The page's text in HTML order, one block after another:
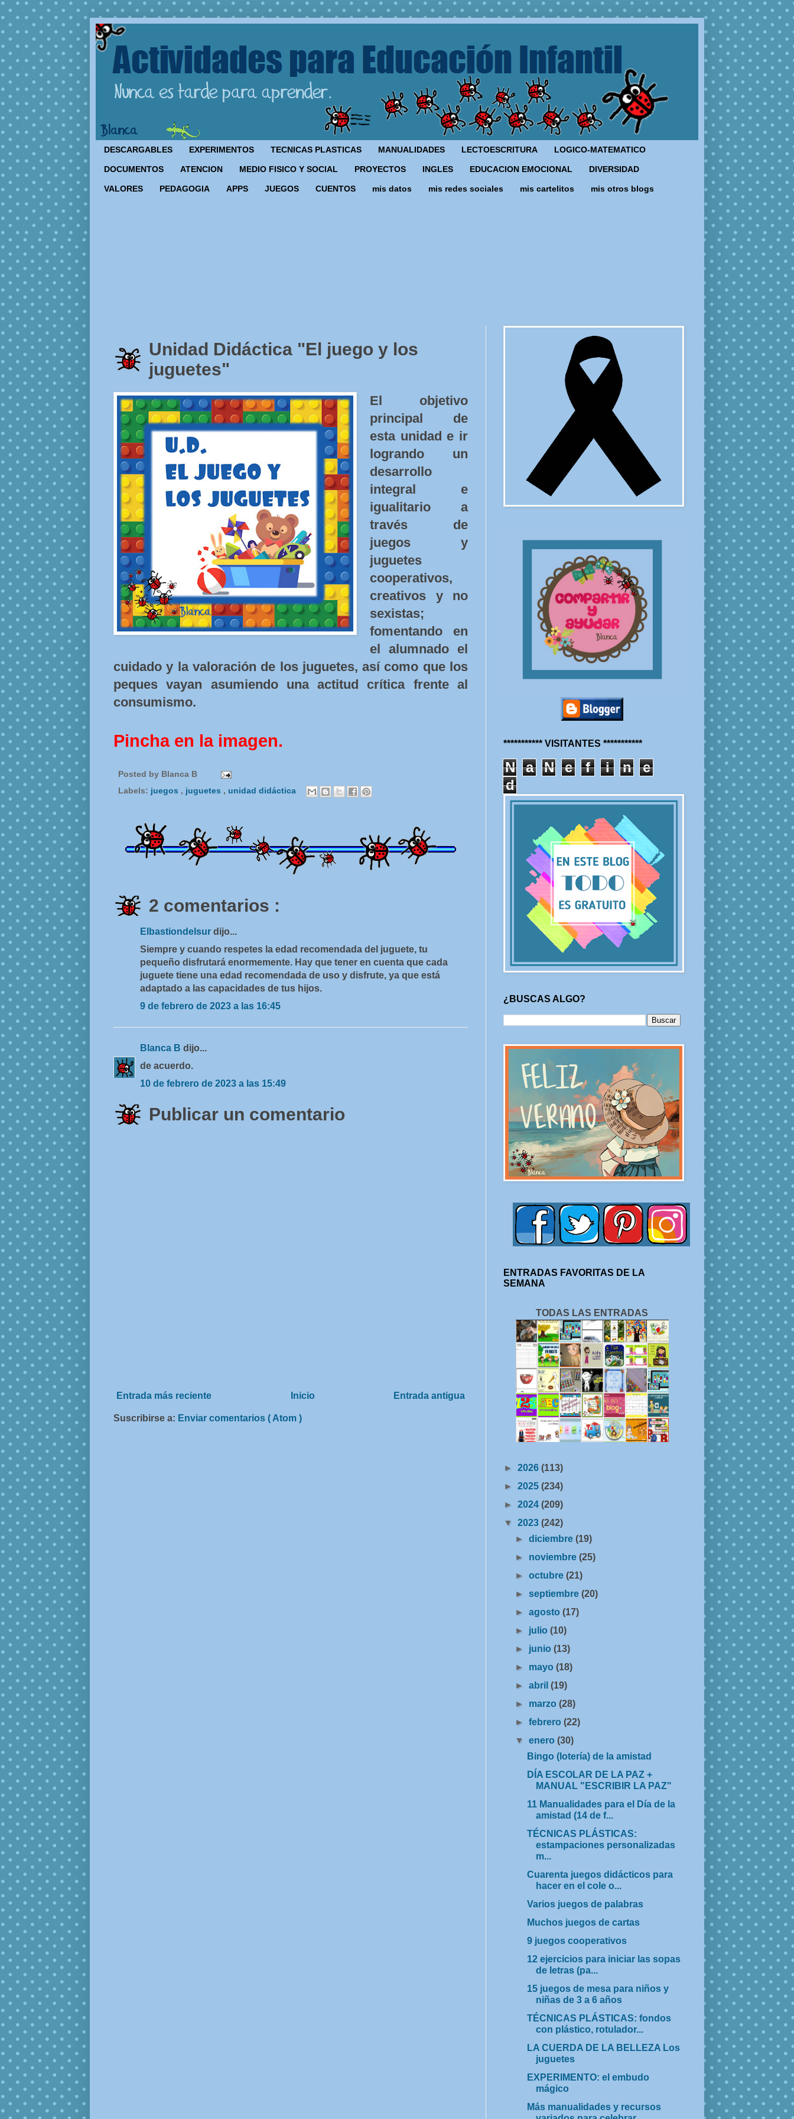
DESCARGABLES EXPERIMENTOS TECNICAS PLASTICAS MANUALIDADES LECTOESCRITURA LOGICO-MATEMATICO
DOCUMENTOS ATENCION MEDIO FISICO Y SOCIAL PROYECTOS INGLES EDUCACION EMOCIONAL DIVERSIDAD
VALORES PEDAGOGIA APPS JUEGOS CUENTOS mis datos mis redes sociales mis cartelitos mis otros blogs
Unidad Didáctica "El juego y los
juguetes"
El objetivo
principal de
esta unidad e ir
logrando un
desarrollo
integral e
igualitario a
través de
juegos y
juguetes
cooperativos,
creativos y no
sexistas;
fomentando en
el alumnado el
cuidado y la valoración de los juguetes, así como que los
peques vayan asumiendo una actitud crítica frente al
consumismo.
Pincha en la imagen.
Posted by Blanca B
Labels: juegos , juguetes , unidad didáctica
2 comentarios :
Elbastiondelsur dijo...
Siempre y cuando respetes la edad recomendada del juguete, tu
pequeño disfrutará enormemente. Hay que tener en cuenta que cada
juguete tiene una edad recomendada de uso y disfrute, ya que está
adaptado a las capacidades de tus hijos.
9 de febrero de 2023 a las 16:45
Blanca B dijo...
de acuerdo.
10 de febrero de 2023 a las 15:49
Publicar un comentario
Entrada más reciente Entrada antigua
Inicio
Suscribirse a: Enviar comentarios ( Atom )
*********** VISITANTES ***********
N a N e f i n
e
d
¿BUSCAS ALGO?
ENTRADAS FAVORITAS DE LA
SEMANA
TODAS LAS ENTRADAS
► 2026 (113)
► 2025 (234)
► 2024 (209)
▼ 2023 (242)
►diciembre(19)
► noviembre(25)
►octubre(21)
►septiembre(20)
►agosto(17)
► julio(10)
► junio(13)
► mayo(18)
►abril(19)
► marzo(28)
►febrero(22)
▼enero(30)
Bingo (lotería) de la amistad
DÍA ESCOLAR DE LA PAZ +
MANUAL "ESCRIBIR LA PAZ"
11 Manualidades para el Día de la
amistad (14 de f...
TÉCNICAS PLÁSTICAS:
estampaciones personalizadas
m...
Cuarenta juegos didácticos para
hacer en el cole o...
Varios juegos de palabras
Muchos juegos de cartas
9 juegos cooperativos
12 ejercicios para iniciar las sopas
de letras (pa...
15 juegos de mesa para niños y
niñas de 3 a 6 años
TÉCNICAS PLÁSTICAS: fondos
con plástico, rotulador...
LA CUERDA DE LA BELLEZA Los
juguetes
EXPERIMENTO: el embudo
mágico
Más manualidades y recursos